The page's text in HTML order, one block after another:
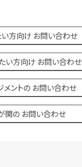
い方向け お問い合わせ
い方向け お問い合わせ
メントの お問い合わせ
関の お問い合わせ